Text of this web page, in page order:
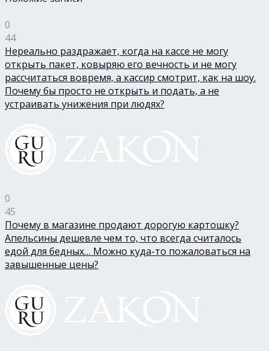
0
44
Нереально раздражает, когда на кассе не могу
открыть пакет, ковыряю его вечность и не могу
рассчитаться вовремя, а кассир смотрит, как на шоу.
Почему бы просто не открыть и подать, а не
устраивать унижения при людях?
0
45
Почему в магазине продают дорогую картошку?
Апельсины дешевле чем то, что всегда считалось
едой для бедных… Можно куда-то пожаловаться на
завышенные цены?